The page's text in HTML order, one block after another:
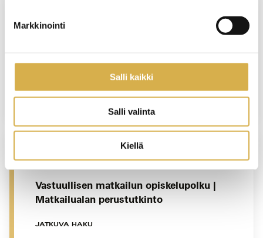
Markkinointi
Salli kaikki
Salli valinta
Kiellä
VANTAA
Palvelulogistiikkatyöntekijä | Logistiikan
perustutkinto
JATKUVA HAKU
VANTAA
Vastuullisen matkailun opiskelupolku |
Matkailualan perustutkinto
JATKUVA HAKU